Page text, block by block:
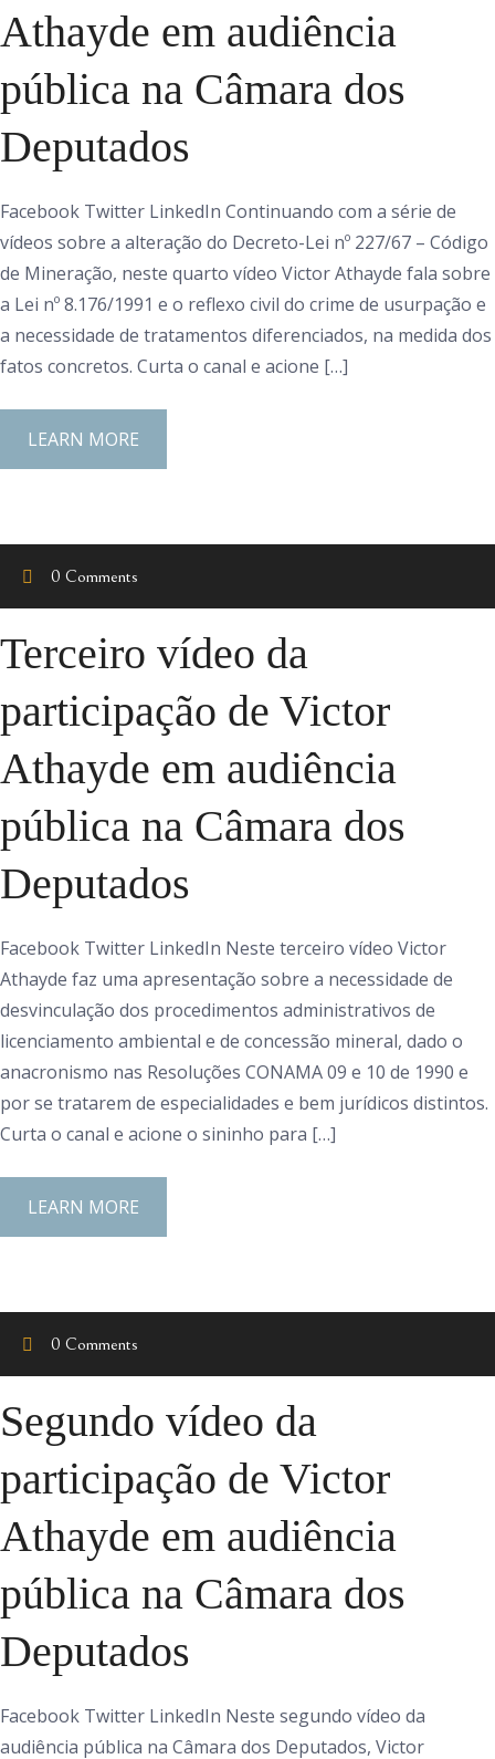
Athayde em audiência
pública na Câmara dos
Deputados
Facebook Twitter LinkedIn Continuando com a série de
vídeos sobre a alteração do Decreto-Lei nº 227/67 – Código
de Mineração, neste quarto vídeo Victor Athayde fala sobre
a Lei nº 8.176/1991 e o reflexo civil do crime de usurpação e
a necessidade de tratamentos diferenciados, na medida dos
fatos concretos. Curta o canal e acione […]
LEARN MORE
0 Comments
Terceiro vídeo da
participação de Victor
Athayde em audiência
pública na Câmara dos
Deputados
Facebook Twitter LinkedIn Neste terceiro vídeo Victor
Athayde faz uma apresentação sobre a necessidade de
desvinculação dos procedimentos administrativos de
licenciamento ambiental e de concessão mineral, dado o
anacronismo nas Resoluções CONAMA 09 e 10 de 1990 e
por se tratarem de especialidades e bem jurídicos distintos.
Curta o canal e acione o sininho para […]
LEARN MORE
0 Comments
Segundo vídeo da
participação de Victor
Athayde em audiência
pública na Câmara dos
Deputados
Facebook Twitter LinkedIn Neste segundo vídeo da
audiência pública na Câmara dos Deputados, Victor